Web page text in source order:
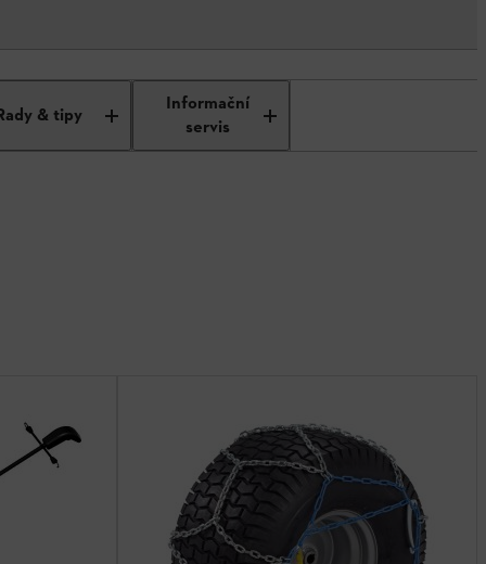
& tipy
Informační
servis